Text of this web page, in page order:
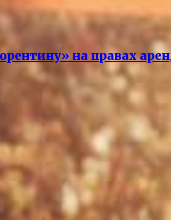
на правах